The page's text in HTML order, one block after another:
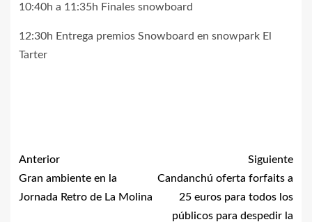
10:40h a 11:35h Finales snowboard
12:30h Entrega premios Snowboard en snowpark El
Tarter
Anterior
Gran ambiente en la
Jornada Retro de La Molina
Siguiente
Candanchú oferta forfaits a
25 euros para todos los
públicos para despedir la